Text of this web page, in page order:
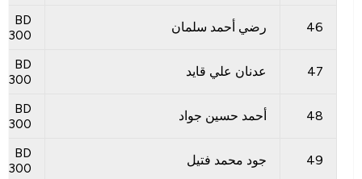
46 رضي أحمد سلمان
BD
300
47 عدنان علي قايد
BD
300
48 أحمد حسين جواد
BD
300
49 جود محمد فتيل
BD
300